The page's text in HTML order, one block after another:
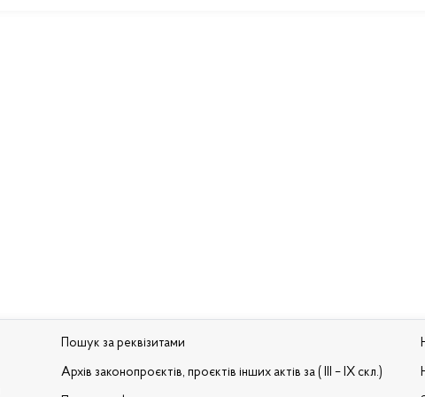
Пошук за реквізитами
Архів законопроєктів, проєктів інших актів за ( III – IX скл.)